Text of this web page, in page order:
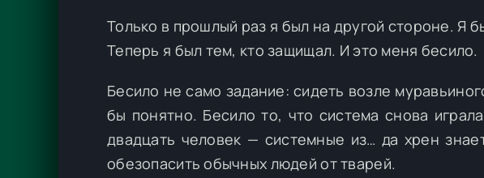
Только в прошлый раз я был на другой стороне. Я
Теперь я был тем, кто защищал. И это меня бесило.
Бесило не само задание: сидеть возле
бы понятно. Бесило то, что система снова
двадцать человек — системные из… да хрен
обезопасить обычных людей от тварей.